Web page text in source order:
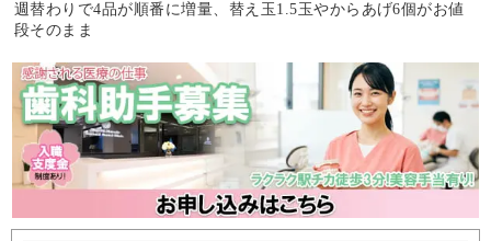
週替わりで4品が順番に増量、替え玉1.5玉やからあげ6個がお値
段そのまま